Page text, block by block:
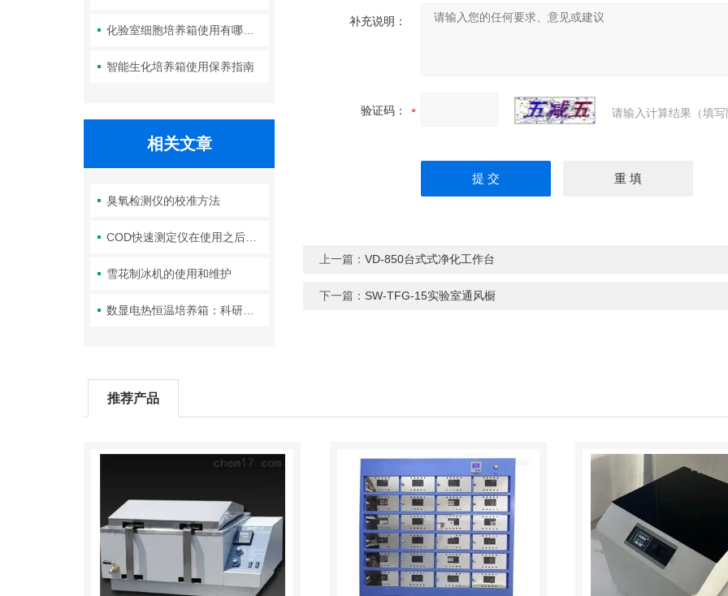
化验室细胞培养箱使用有哪些要求？箱体清洁如何进行？
智能生化培养箱使用保养指南
相关文章
臭氧检测仪的校准方法
COD快速测定仪在使用之后应该怎么维护
雪花制冰机的使用和维护
数显电热恒温培养箱：科研实验室里的精准温控中枢
补充说明：
验证码： 请输入计算结果（填
上一篇：VD-850台式式净化工作台
下一篇： SW-TFG-15实验室通风橱
推荐产品